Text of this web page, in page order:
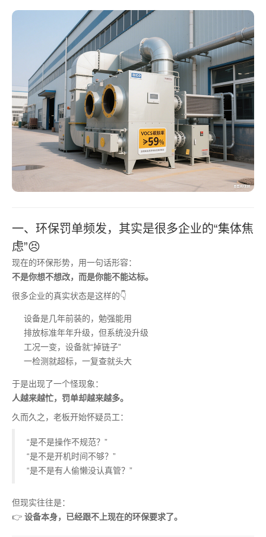
一、环保罚单频发，其实是很多企业的“集体焦
虑”😣
现在的环保形势，用一句话形容：
不是你想不想改，而是你能不能达标。
很多企业的真实状态是这样的👇
设备是几年前装的，勉强能用
排放标准年年升级，但系统没升级
工况一变，设备就“掉链子”
一检测就超标，一复查就头大
于是出现了一个怪现象：
人越来越忙，罚单却越来越多。
久而久之，老板开始怀疑员工：
“是不是操作不规范？”
“是不是开机时间不够？”
“是不是有人偷懒没认真管？”
但现实往往是：
👉 设备本身，已经跟不上现在的环保要求了。